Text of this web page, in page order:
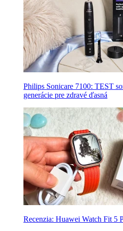
Philips Sonicare 7100: TEST
generácie pre zdravé ďasná
Recenzia: Huawei Watch Fit 5